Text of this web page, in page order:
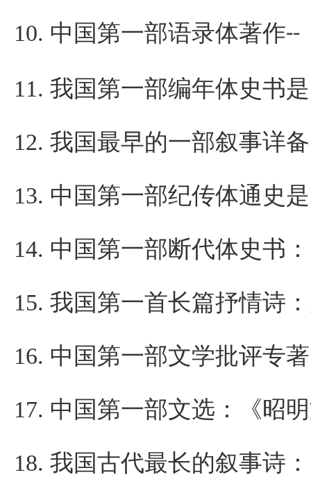
10. 中国第一部语录体著作--
11. 我国第一部编年体史书
12. 我国最早的一部叙事详
13. 中国第一部纪传体通史
14. 中国第一部断代体史书
15. 我国第一首长篇抒情诗
16. 中国第一部文学批评专
17. 中国第一部文选：《昭
18. 我国古代最长的叙事诗